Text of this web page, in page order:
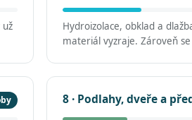
Hydroizolace, obklad a
materiál vyzraje. Zároveň
8 · Podlahy, dveře a